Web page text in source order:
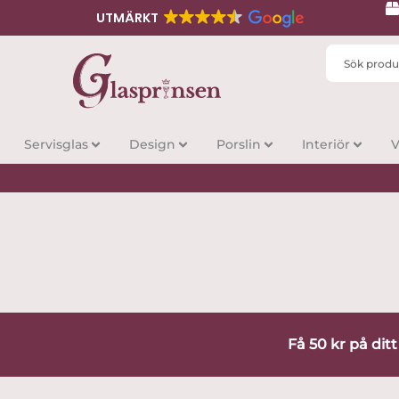
UTMÄRKT
Search
Servisglas Design Porslin Interiör
Få 50 kr på